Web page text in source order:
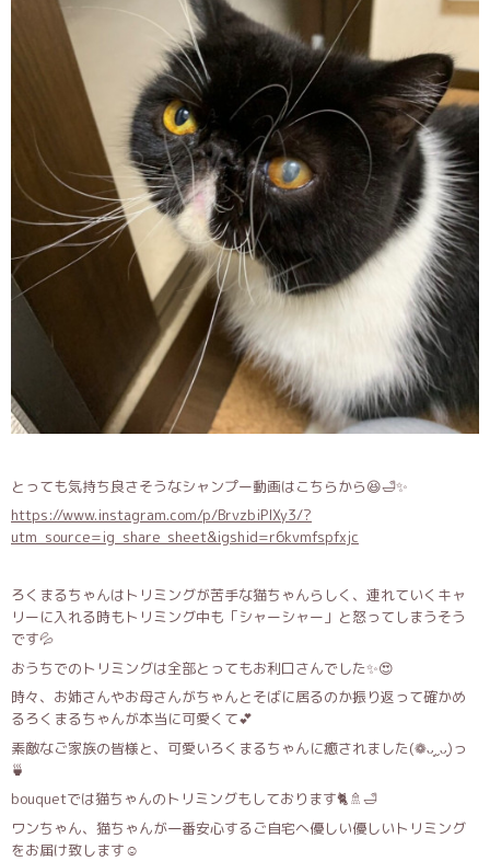
とっても気持ち良さそうなシャンプー動画はこちらから😆🛁✨
https://www.instagram.com/p/BrvzbiPlXy3/?
utm_source=ig_share_sheet&igshid=r6kvmfspfxjc
ろくまるちゃんはトリミングが苦手な猫ちゃんらしく、連れていくキャ
リーに入れる時もトリミング中も「シャーシャー」と怒ってしまうそう
です💦
おうちでのトリミングは全部とってもお利口さんでした✨😍
時々、お姉さんやお母さんがちゃんとそばに居るのか振り返って確かめ
るろくまるちゃんが本当に可愛くて💕
素敵なご家族の皆様と、可愛いろくまるちゃんに癒されました(❁ᴗ͈ˬᴗ͈)っ
🍵
bouquetでは猫ちゃんのトリミングもしております🐈🚿🛁
ワンちゃん、猫ちゃんが一番安心するご自宅へ優しい優しいトリミング
をお届け致します☺️